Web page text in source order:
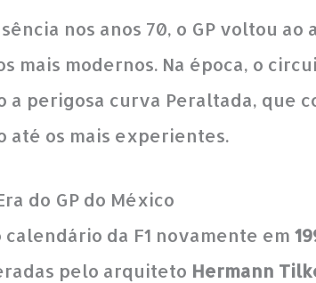
nos anos 70, o GP voltou
mais modernos. Na época, o
perigosa curva Peraltada, que
até os mais experientes.
do GP do México
calendário da F1 novamente em
pelo arquiteto Hermann